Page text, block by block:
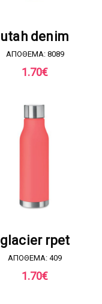
utah denim
ΑΠΟΘΕΜΑ: 8089
1.70€
glacier rpet
ΑΠΟΘΕΜΑ: 409
1.70€